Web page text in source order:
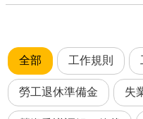
全部 工作規則
勞工退休準備金 失